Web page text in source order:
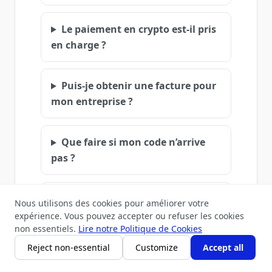
Le paiement en crypto est‑il pris
en charge ?
Puis‑je obtenir une facture pour
mon entreprise ?
Que faire si mon code n’arrive
pas ?
Puis‑je utiliser le solde pour
n’importe quel produit ?
Nous utilisons des cookies pour améliorer votre
expérience. Vous pouvez accepter ou refuser les cookies
non essentiels. Lire notre Politique de Cookies
Reject non-essential
Customize Accept all